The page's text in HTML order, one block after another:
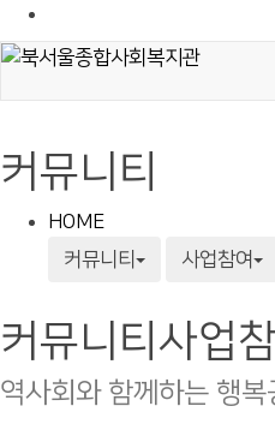
커뮤니티
HOME
커뮤니티
사업참여
커뮤니티 사업
역사회와 함께하는 행